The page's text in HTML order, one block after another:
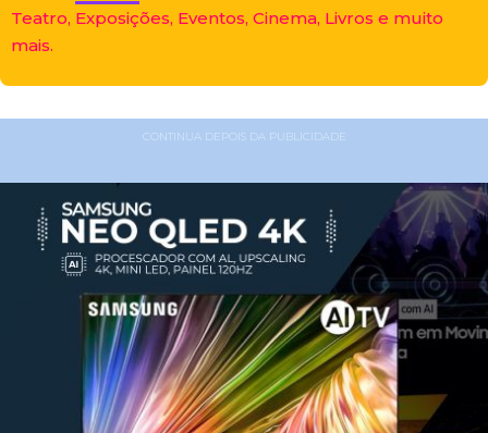
Teatro, Exposições, Eventos, Cinema, Livros e muito
mais.
CONTINUA DEPOIS DA PUBLICIDADE